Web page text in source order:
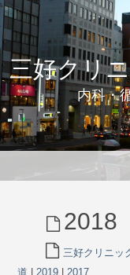
三好クリ
内科・
2018
三好クリニ
道 |2019 |2017